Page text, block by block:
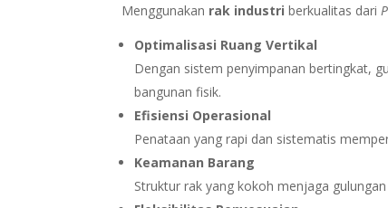
Menggunakan rak industri berkualitas dari
Optimalisasi Ruang Vertikal
Dengan sistem penyimpanan bertingkat,
bangunan fisik.
Efisiensi Operasional
Penataan yang rapi dan sistematis
Keamanan Barang
Struktur rak yang kokoh menjaga